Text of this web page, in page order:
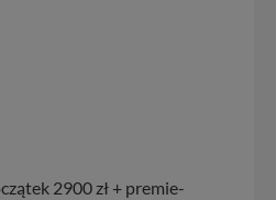
2900 zł + premie-